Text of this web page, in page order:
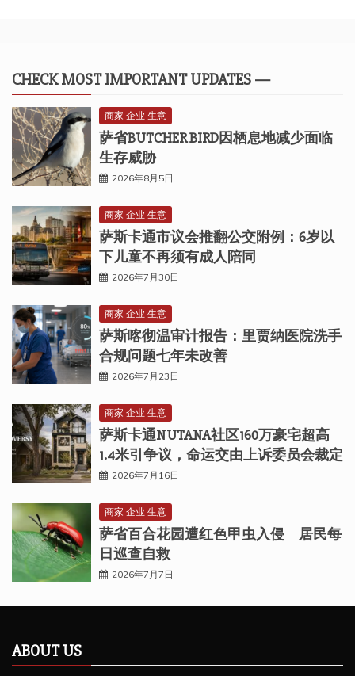
CHECK MOST IMPORTANT UPDATES —
商家 企业 生意
萨省BUTCHER BIRD因栖息地减少面临
生存威胁
2026年8月5日
商家 企业 生意
萨斯卡通市议会推翻公交附例：6岁以
下儿童不再须有成人陪同
2026年7月30日
商家 企业 生意
萨斯喀彻温审计报告：里贾纳医院洗手
合规问题七年未改善
2026年7月23日
商家 企业 生意
萨斯卡通NUTANA社区160万豪宅超高
1.4米引争议，命运交由上诉委员会裁定
2026年7月16日
商家 企业 生意
萨省百合花园遭红色甲虫入侵 居民每
日巡查自救
2026年7月7日
ABOUT US